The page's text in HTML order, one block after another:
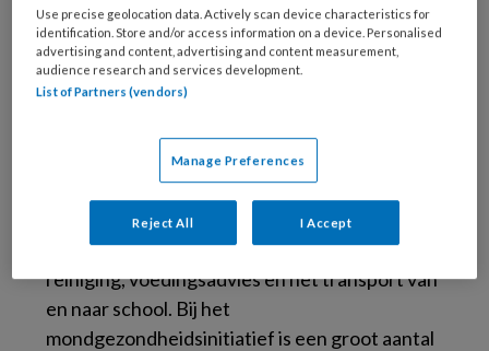
zelfstandige artsen, tandartsen,
mondhygiënisten, preventie-assistentes,
voedingsdeskundige en andere
zorgprofessionals die zich inzetten op het
Behalve in Rotterdam werken ook
tandartspraktijken in Oosterhout, Hoorn en
IJmuiden met het Dante Kids concept. Het
programma omvat preventie, behandeling,
reiniging, voedingsadvies en het transport van
en naar school. Bij het
mondgezondheidsinitiatief is een groot aantal
Use precise geolocation data. Actively scan device characteristics for
identification. Store and/or access information on a device. Personalised
advertising and content, advertising and content measurement,
audience research and services development.
List of Partners (vendors)
Manage Preferences
Reject All I Accept